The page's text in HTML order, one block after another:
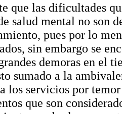
que las dificultades
salud mental no son
pues por lo
sin embargo se
demoras en el
sumado a la
los servicios por
que son